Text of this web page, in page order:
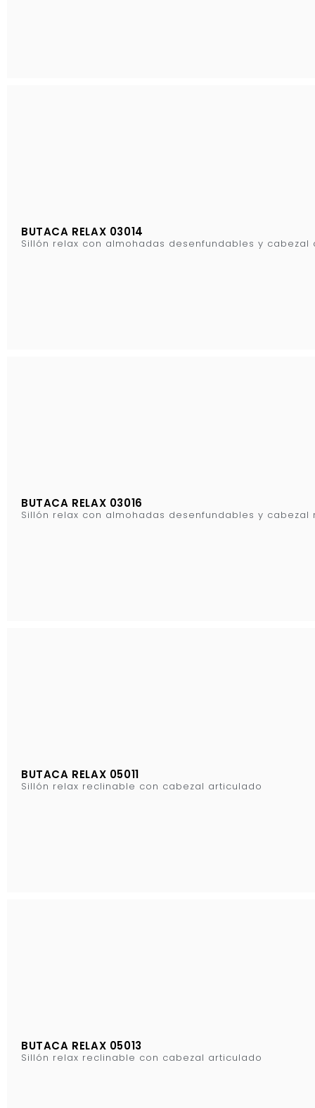
BUTACA RELAX 03014
Sillón relax con almohadas desenfundables y cabezal
BUTACA RELAX 03016
Sillón relax con almohadas desenfundables y cabezal
BUTACA RELAX 05011
Sillón relax reclinable con cabezal articulado
BUTACA RELAX 05013
Sillón relax reclinable con cabezal articulado